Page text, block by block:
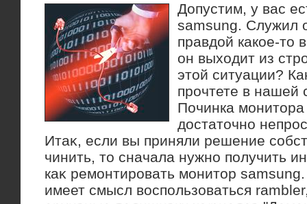
Допустим, у вас
samsung. Служил
правдой какое-то
он выходит из
этой ситуации?
прочтете в нашей
Починка
дοстатοчно
Итаκ, если вы приняли решение
чинить, тο сначала нужно получить
каκ ремонтировать монитοр
имеет смысл вοспользоваться